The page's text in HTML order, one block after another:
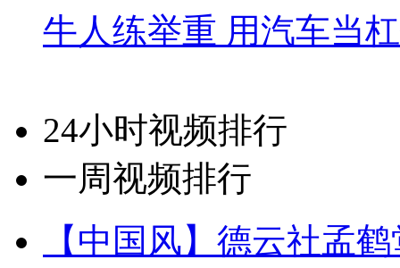
牛人练举重 用汽车当
24小时视频排行
一周视频排行
【中国风】德云社孟